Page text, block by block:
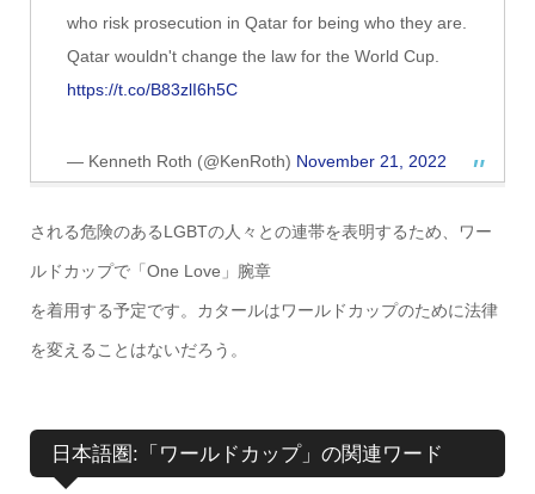
who risk prosecution in Qatar for being who they are.
Qatar wouldn't change the law for the World Cup.
https://t.co/B83zlI6h5C
— Kenneth Roth (@KenRoth) November 21, 2022
される危険のあるLGBTの人々との連帯を表明するため、ワー
ルドカップで「One Love」腕章
を着用する予定です。カタールはワールドカップのために法律
を変えることはないだろう。
日本語圏:「ワールドカップ」の関連ワード